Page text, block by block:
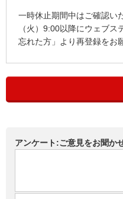
一時休止期間中はご確認い
（火）9:00以降にウェブ
忘れた方」より再登録をお
アンケート:ご意見をお聞か